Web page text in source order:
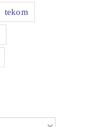
tekom